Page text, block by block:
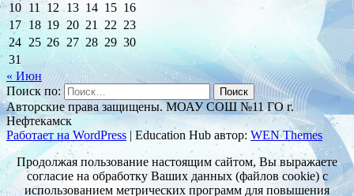
10 11 12 13 14 15 16
17 18 19 20 21 22 23
24 25 26 27 28 29 30
31
« Июн
Поиск по:
Авторские права защищены. МОАУ СОШ №11 ГО г.
Нефтекамск
Работает на WordPress | Education Hub автор: WEN Themes
Продолжая пользование настоящим сайтом, Вы выражаете
согласие на обработку Ваших данных (файлов cookie) с
использованием метрических программ для повышения